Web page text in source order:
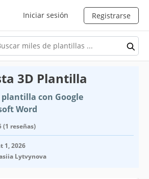
Iniciar sesión Registrarse
3D Plantilla
con Google
Word
(1 reseñas)
1, 2026
Lytvynova